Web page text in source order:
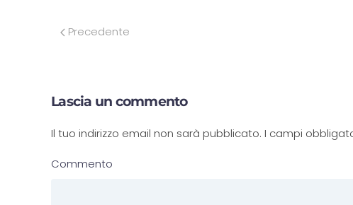
Precedente
Lascia un commento
Il tuo indirizzo email non sarà pubblicato. I campi
Commento